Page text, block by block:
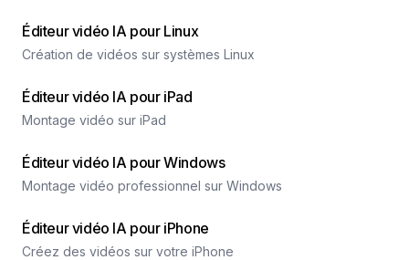
Éditeur vidéo IA pour Linux
Création de vidéos sur systèmes Linux
Éditeur vidéo IA pour iPad
Montage vidéo sur iPad
Éditeur vidéo IA pour Windows
Montage vidéo professionnel sur Windows
Éditeur vidéo IA pour iPhone
Créez des vidéos sur votre iPhone